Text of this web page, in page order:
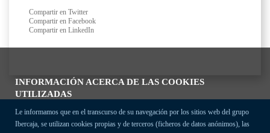
INFORMACIÓN ACERCA DE LAS COOKIES
UTILIZADAS
Le informamos que en el transcurso de su navegación por los sitios web del grupo
Ibercaja, se utilizan cookies propias y de terceros (ficheros de datos anónimos), las
Compartir en Twitter
Compartir en Facebook
Compartir en LinkedIn